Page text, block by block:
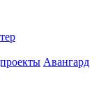
Авангард